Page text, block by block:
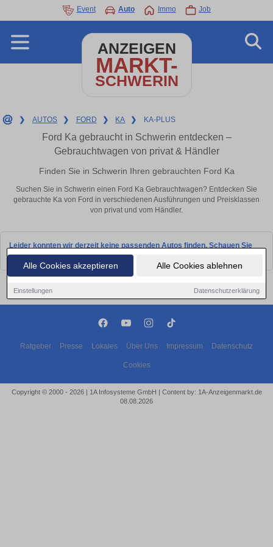
Alle Cookies akzeptieren Alle Cookies ablehnen
Einstellungen Datenschutzerklärung
Event Auto Immo Job
ANZEIGEN
MARKT-
SCHWERIN
❯ AUTOS ❯ FORD ❯ KA ❯ KA-PLUS
Ford Ka gebraucht in Schwerin entdecken –
Gebrauchtwagen von privat & Händler
Finden Sie in Schwerin Ihren gebrauchten Ford Ka
Suchen Sie in Schwerin einen Ford Ka Gebrauchtwagen? Entdecken Sie
gebrauchte Ka von Ford in verschiedenen Ausführungen und Preisklassen
von privat und vom Händler.
Leider konnten wir derzeit keine passenden Autos finden. Schauen Sie
bald wieder vorbei!
Ratgeber Presse Lokales Über Uns Impressum Datenschutz
Cookies
Copyright © 2000 - 2026 | 1A Infosysteme GmbH | Content by: 1A-Anzeigenmarkt.de
08.08.2026